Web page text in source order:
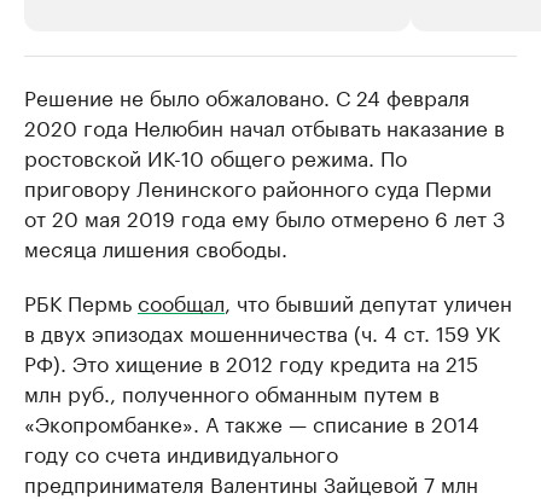
Крупные организации в
нефтегазовой промышленности
Найдите и проверьте данные в каталоге Посмотрите
Решение не было обжаловано. С 24 февраля
2020 года Нелюбин начал отбывать наказание в
ростовской ИК-10 общего режима. По
приговору Ленинского районного суда Перми
от 20 мая 2019 года ему было отмерено 6 лет 3
месяца лишения свободы.
РБК Пермьсообщал , что бывший депутат уличен
в двух эпизодах мошенничества (ч. 4 ст. 159 УК
РФ). Это хищение в 2012 году кредита на 215
млн руб., полученного обманным путем в
«Экопромбанке». А также — списание в 2014
году со счета индивидуального
предпринимателя Валентины Зайцевой 7 млн